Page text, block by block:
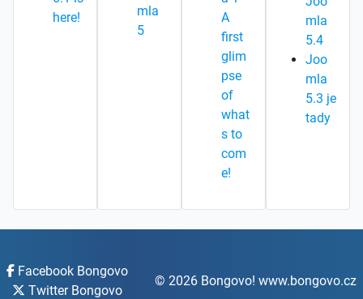
here!
mla
5
A
first
glim
pse
of
what
s to
com
e!
mla
5.4
Joo
mla
5.3 je
tady
Facebook Bongovo
Twitter Bongovo
© 2026 Bongovo! www.bongovo.cz